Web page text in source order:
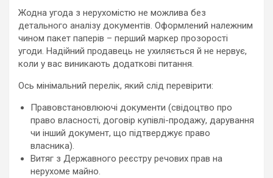
Жодна угода з нерухомістю не можлива без
детального аналізу документів. Оформлений належним
чином пакет паперів – перший маркер прозорості
угоди. Надійний продавець не ухиляється й не нервує,
коли у вас виникають додаткові питання.
Ось мінімальний перелік, який слід перевірити:
Правовстановлюючі документи (свідоцтво про
право власності, договір купівлі-продажу, дарування
чи інший документ, що підтверджує право
власника).
Витяг з Державного реєстру речових прав на
нерухоме майно.